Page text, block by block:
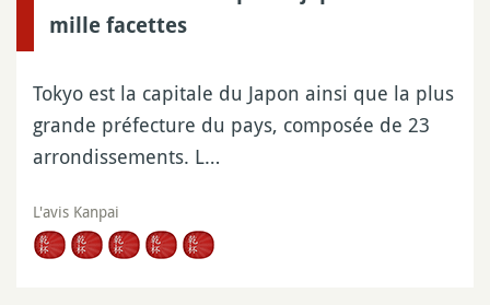
mille facettes
Tokyo est la capitale du Japon ainsi que la plus
grande préfecture du pays, composée de 23
arrondissements. L…
L'avis Kanpai